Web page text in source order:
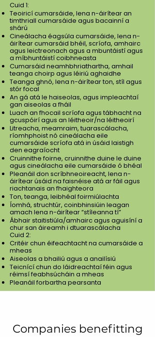
Cuid 1:
Teoiricí cumarsáide, lena n-áirítear an
timthriall cumarsáide agus bacainní a
shárú
Cineálacha éagsúla cumarsáide, lena n-
áirítear cumarsáid bhéil, scríofa, amhairc
agus leictreonach agus a mbuntáistí agus
a míbhuntáistí coibhneasta
Cumarsáid neamhbhriathartha, amhail
teanga choirp agus léiriú aghaidhe
Teanga ghnó, lena n-áirítear ton, stíl agus
stór focal
An gá atá le haiseolas, agus impleachtaí
gan aiseolas a fháil
Luach an fhocail scríofa agus tábhacht na
gcuspóirí agus an léitheoir/na léitheoirí
Litreacha, meamraim, tuarascálacha,
ríomhphoist nó cineálacha eile
cumarsáide scríofa atá in úsáid laistigh
den eagraíocht
Cruinnithe foirne, cruinnithe duine le duine
agus cineálacha eile cumarsáide ó bhéal
Pleanáil don scríbhneoireacht, lena n-
áirítear úsáid na faisnéise atá ar fáil agus
riachtanais an fhaighteora
Ton, teanga, leibhéal foirmiúlachta
Íomhá, struchtúr, coinbhinsiúin leagan
amach lena n-áirítear “stíleanna tí”
Ábhair staitistiúla/amhairc agus aguisíní a
chur san áireamh i dtuarascálacha
Cuid 2:
Critéir chun éifeachtacht na cumarsáide a
mheas
Aiseolas a bhailiú agus a anailísiú
Teicnící chun do láidreachtaí féin agus
réimsí feabhsúcháin a mheas
Pleanáil forbartha pearsanta
Companies benefitting